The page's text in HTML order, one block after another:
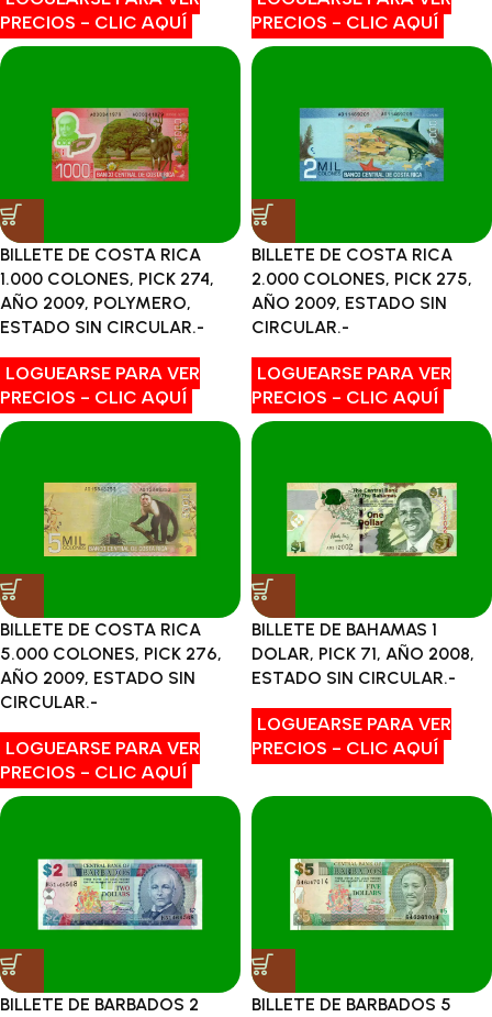
PRECIOS - CLIC AQUÍ
PRECIOS - CLIC AQUÍ
BILLETE DE COSTA RICA
1.000 COLONES, PICK 274,
AÑO 2009, POLYMERO,
ESTADO SIN CIRCULAR.-
LOGUEARSE PARA VER
PRECIOS - CLIC AQUÍ
BILLETE DE COSTA RICA
2.000 COLONES, PICK 275,
AÑO 2009, ESTADO SIN
CIRCULAR.-
LOGUEARSE PARA VER
PRECIOS - CLIC AQUÍ
BILLETE DE COSTA RICA
5.000 COLONES, PICK 276,
AÑO 2009, ESTADO SIN
CIRCULAR.-
LOGUEARSE PARA VER
PRECIOS - CLIC AQUÍ
BILLETE DE BAHAMAS 1
DOLAR, PICK 71, AÑO 2008,
ESTADO SIN CIRCULAR.-
LOGUEARSE PARA VER
PRECIOS - CLIC AQUÍ
BILLETE DE BARBADOS 2
BILLETE DE BARBADOS 5